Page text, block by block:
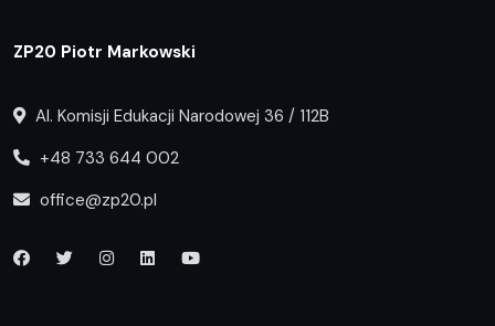
ZP20 Piotr Markowski
Al. Komisji Edukacji Narodowej 36 / 112B
+48 733 644 002
office@zp20.pl